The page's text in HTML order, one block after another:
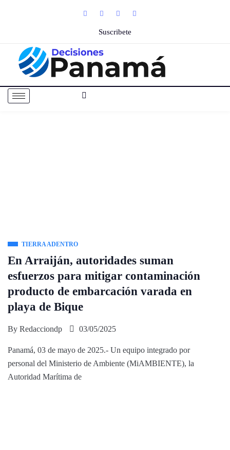
Suscribete
TIERRA ADENTRO
En Arraiján, autoridades suman
esfuerzos para mitigar contaminación
producto de embarcación varada en
playa de Bique
By Redacciondp 03/05/2025
Panamá, 03 de mayo de 2025.- Un equipo integrado por
personal del Ministerio de Ambiente (MiAMBIENTE), la
Autoridad Marítima de